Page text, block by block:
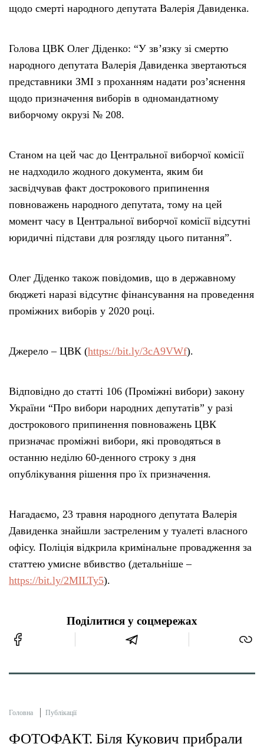
щодо смерті народного депутата Валерія Давиденка.
Голова ЦВК Олег Діденко: “У зв’язку зі смертю
народного депутата Валерія Давиденка звертаються
представники ЗМІ з проханням надати роз’яснення
щодо призначення виборів в одномандатному
виборчому окрузі № 208.
Станом на цей час до Центральної виборчої комісії
не надходило жодного документа, яким би
засвідчував факт дострокового припинення
повноважень народного депутата, тому на цей
момент часу в Центральної виборчої комісії відсутні
юридичні підстави для розгляду цього питання”.
Олег Діденко також повідомив, що в державному
бюджеті наразі відсутнє фінансування на проведення
проміжних виборів у 2020 році.
Джерело – ЦВК (https://bit.ly/3cA9VWf).
Відповідно до статті 106 (Проміжні вибори) закону
України “Про вибори народних депутатів” у разі
дострокового припинення повноважень ЦВК
призначає проміжні вибори, які проводяться в
останню неділю 60-денного строку з дня
опублікування рішення про їх призначення.
Нагадаємо, 23 травня народного депутата Валерія
Давиденка знайшли застреленим у туалеті власного
офісу. Поліція відкрила кримінальне провадження за
статтею умисне вбивство (детальніше –
https://bit.ly/2MILTy5).
Поділитися у соцмережах
Головна Публікації
ФОТОФАКТ. Біля Кукович прибрали